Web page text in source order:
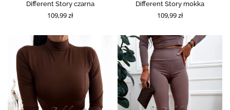
Different Story czarna
109,99 zł
Different Story mokka
109,99 zł